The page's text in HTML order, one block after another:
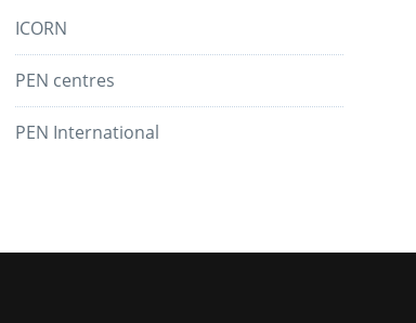
ICORN
PEN centres
PEN International